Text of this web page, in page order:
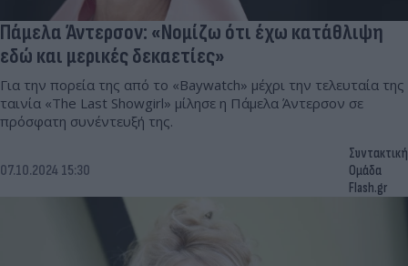
Πάμελα Άντερσον: «Νομίζω ότι έχω κατάθλιψη
εδώ και μερικές δεκαετίες»
Για την πορεία της από το «Baywatch» μέχρι την τελευταία της
ταινία «The Last Showgirl» μίλησε η Πάμελα Άντερσον σε
πρόσφατη συνέντευξή της.
07.10.2024 15:30
Συντακτική
Ομάδα
Flash.gr